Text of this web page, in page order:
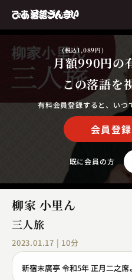
月額990円
(税込1,089円)
の
この落語を
有料会員登録すると、いつ
会員登
既に会員の方
柳家 小里ん
三人旅
2023.01.17 | 10分
新宿末廣亭 令和5年 正月二之席